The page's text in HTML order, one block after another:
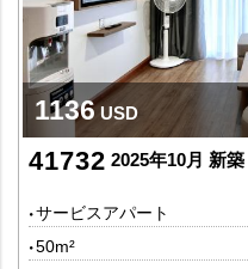
1136USD
41732 2025年10月 新築・
サービスアパート
50m²